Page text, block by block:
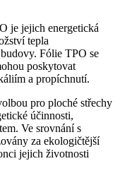
je jejich energetická
tepla
Fólie TPO se
poskytovat
a propíchnutí.
pro ploché střechy
účinnosti,
Ve srovnání s
za ekologičtější
jejich životnosti